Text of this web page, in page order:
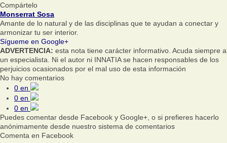
Compártelo
Monserrat Sosa
Amante de lo natural y de las disciplinas que te ayudan a conectar y
armonizar tu ser interior.
Sígueme en Google+
ADVERTENCIA: esta nota tiene carácter informativo. Acuda siempre a
un especialista. Ni el autor ni INNATIA se hacen responsables de los
perjuicios ocasionados por el mal uso de esta información
No hay comentarios
0 en
0 en
0 en
Puedes comentar desde Facebook y Google+, o si prefieres hacerlo
anónimamente desde nuestro sistema de comentarios
Comenta en Facebook